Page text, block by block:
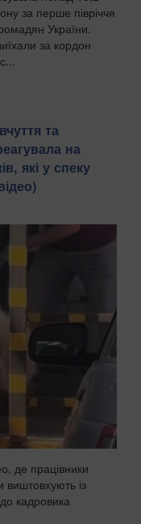
за перше півріччя
України.
за кордон
та
на
які у спеку
де працівники
із
кадровика